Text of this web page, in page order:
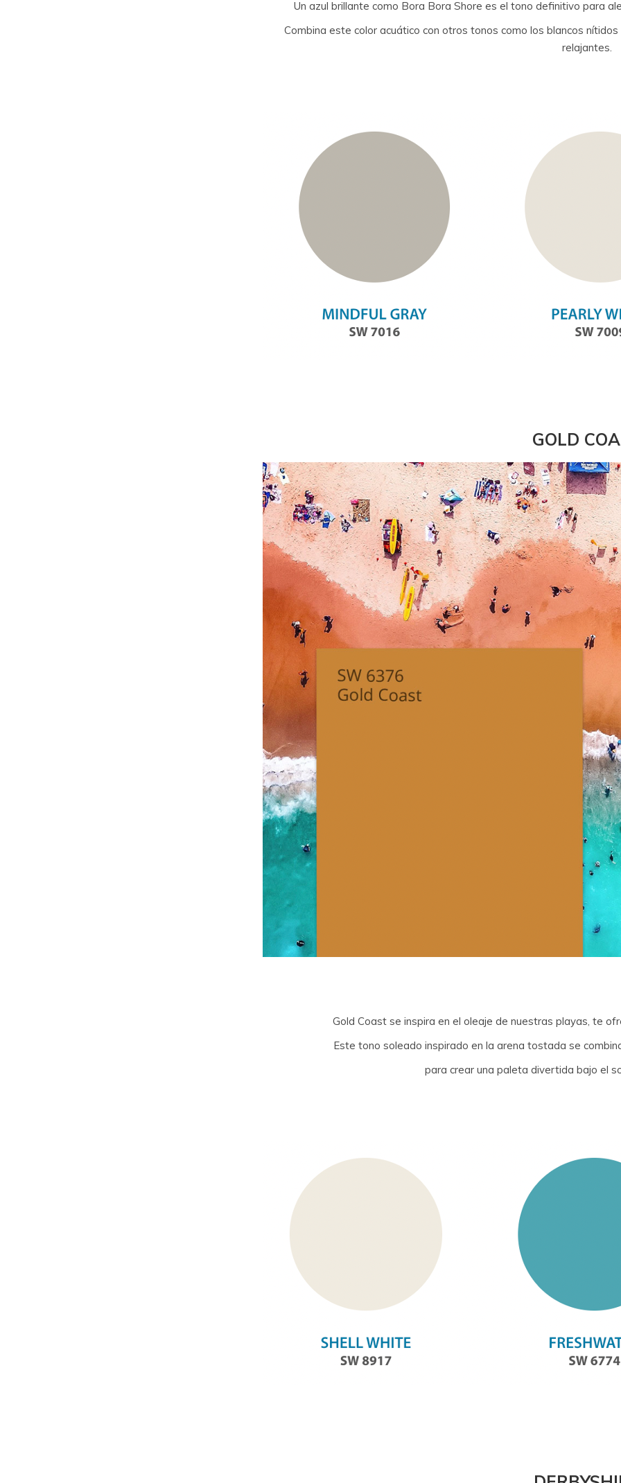
Un azul brillante como Bora Bora Shore es el tono definitivo para
Combina este color acuático con otros tonos como los blancos
relajantes.
GOLD
Gold Coast se inspira en el oleaje de nuestras playas, te
Este tono soleado inspirado en la arena tostada se
para crear una paleta divertida bajo el